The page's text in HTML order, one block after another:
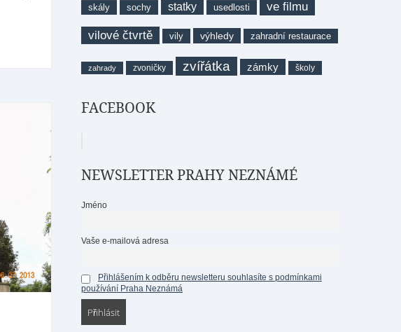
skály sochy statky usedlosti ve filmu
vilové čtvrtě vily výhledy zahradní restaurace
zahrady zvoničky zvířátka zámky školy
FACEBOOK
NEWSLETTER PRAHY NEZNÁMÉ
Jméno
Vaše e-mailová adresa
Přihlášením k odběru newsletteru souhlasíte s podmínkami
používání Praha Neznámá